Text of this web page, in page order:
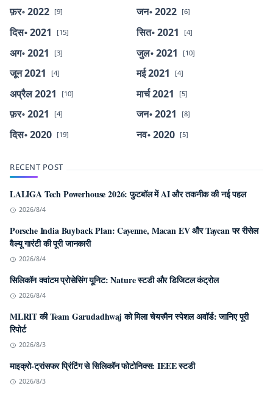
फ़र॰ 2022 [9] जन॰ 2022 [6]
दिस॰ 2021 [15] सित॰ 2021 [4]
अग॰ 2021 [3] जुल॰ 2021 [10]
जून 2021 [4] मई 2021 [4]
अप्रैल 2021 [10] मार्च 2021 [5]
फ़र॰ 2021 [4] जन॰ 2021 [8]
दिस॰ 2020 [19] नव॰ 2020 [5]
RECENT POST
LALIGA Tech Powerhouse 2026: फुटबॉल में AI और तकनीक की नई पहल
2026/8/4
Porsche India Buyback Plan: Cayenne, Macan EV और Taycan पर रीसेल
वैल्यू गारंटी की पूरी जानकारी
2026/8/4
सिलिकॉन क्वांटम प्रोसेसिंग यूनिट: Nature स्टडी और डिजिटल कंट्रोल
2026/8/4
MLRIT की Team Garudadhwaj को मिला चेयरमैन स्पेशल अवॉर्ड: जानिए पूरी
रिपोर्ट
2026/8/3
माइक्रो-ट्रांसफर प्रिंटिंग से सिलिकॉन फोटोनिक्स: IEEE स्टडी
2026/8/3